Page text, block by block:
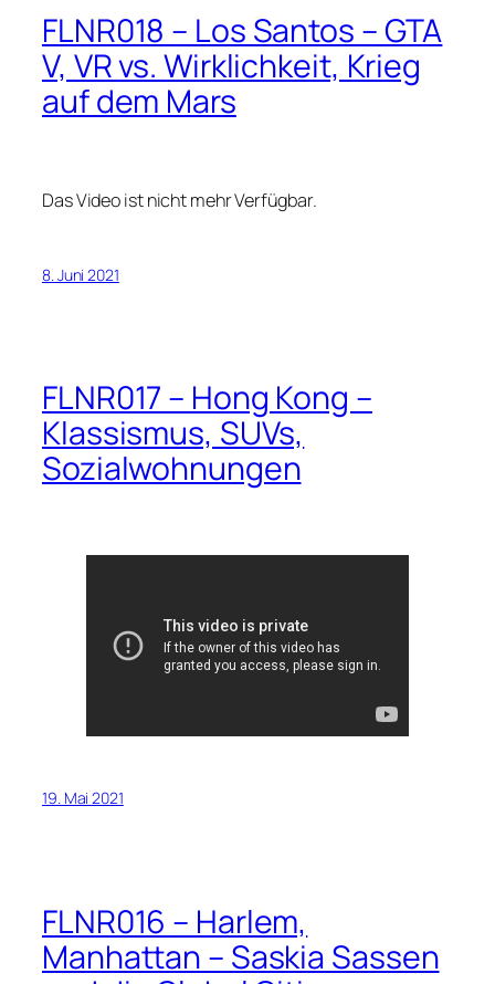
FLNR018 – Los Santos – GTA
V, VR vs. Wirklichkeit, Krieg
auf dem Mars
Das Video ist nicht mehr Verfügbar.
8. Juni 2021
FLNR017 – Hong Kong –
Klassismus, SUVs,
Sozialwohnungen
19. Mai 2021
FLNR016 – Harlem,
Manhattan – Saskia Sassen